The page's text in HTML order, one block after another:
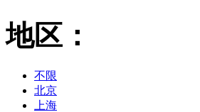
地区：
不限
北京
上海